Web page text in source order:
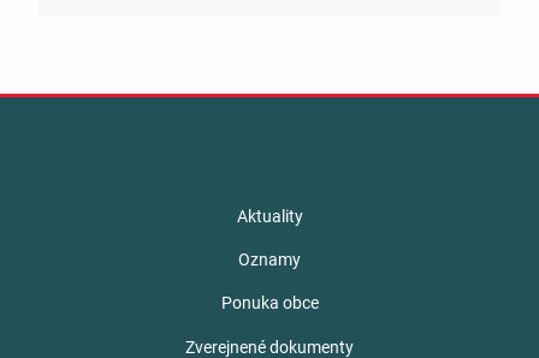
Aktuality
Oznamy
Ponuka obce
Zverejnené dokumenty